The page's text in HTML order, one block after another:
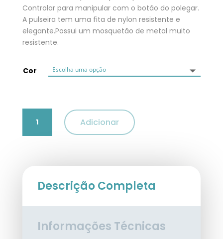
Controlar para manipular com o botão do polegar.
A pulseira tem uma fita de nylon resistente e
elegante.Possui um mosquetão de metal muito
resistente.
Cor
Quantidade
Trela
Classic
para
Adicionar
Descrição Completa
Informações Técnicas